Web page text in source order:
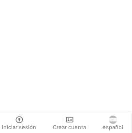
Iniciar sesión Crear cuenta español